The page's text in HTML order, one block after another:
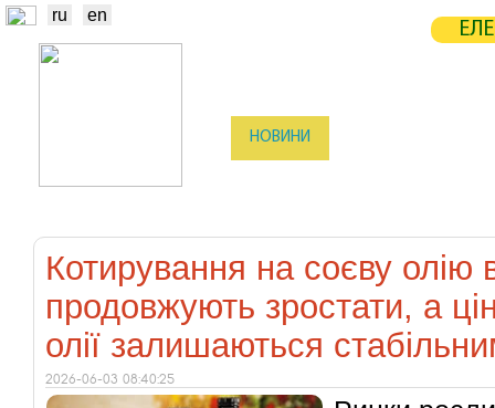
ru en
НОВИНИ
Котирування на соєву олію
продовжують зростати, а
олії залишаються
2026-06-03 08:40:25